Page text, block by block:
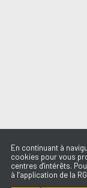
En continuant à
cookies pour vous
centres d'intérêts.
à l’application de la